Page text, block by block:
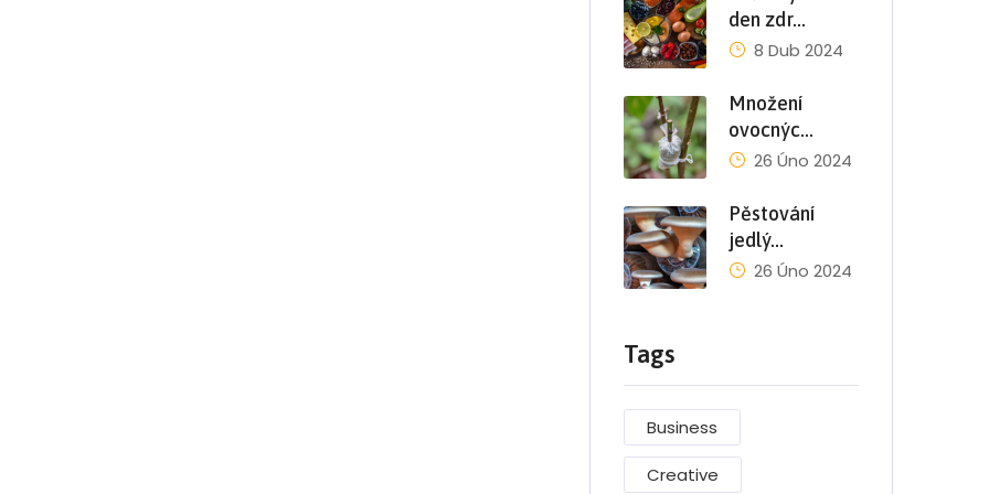
den zdr…
8 Dub 2024
Množení
ovocnýc…
26 Úno 2024
Pěstování
jedlý…
26 Úno 2024
Tags
Business
Creative